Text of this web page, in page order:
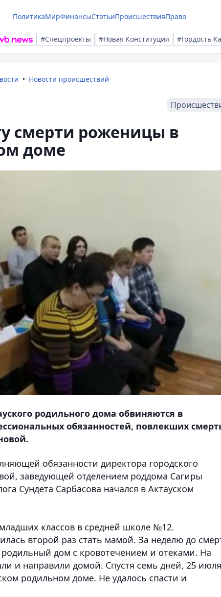
ПолитикаМирФинансыСтатьиПроисшествияПраво
#Спецпроекты #Новая Конституция #Гордость
Новости происшествий
смерти роженицы в
доме
родильного дома обвиняются в
обязанностей, повлекших
обязанности директора городского
заведующей отделением роддома Сагиры
Сундета Сарбасова начался в Актауском
классов в средней школе №12.
второй раз стать мамой. За неделю до
дом с кровотечением и отеками. На
и направили домой. Спустя семь дней, 25
родильном доме. Не удалось спасти и